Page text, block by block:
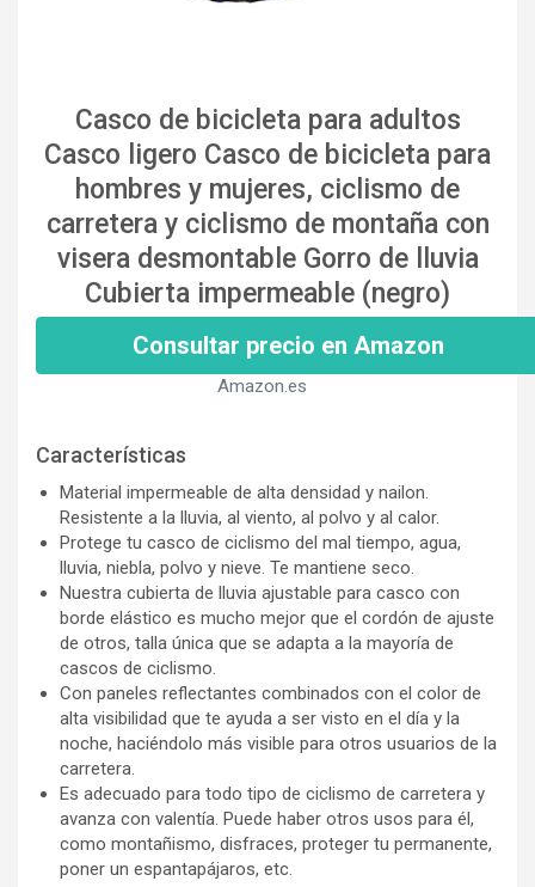
Casco de bicicleta para adultos
Casco ligero Casco de bicicleta para
hombres y mujeres, ciclismo de
carretera y ciclismo de montaña con
visera desmontable Gorro de lluvia
Cubierta impermeable (negro)
Consultar precio en Amazon
Amazon.es
Características
Material impermeable de alta densidad y nailon.
Resistente a la lluvia, al viento, al polvo y al calor.
Protege tu casco de ciclismo del mal tiempo, agua,
lluvia, niebla, polvo y nieve. Te mantiene seco.
Nuestra cubierta de lluvia ajustable para casco con
borde elástico es mucho mejor que el cordón de ajuste
de otros, talla única que se adapta a la mayoría de
cascos de ciclismo.
Con paneles reflectantes combinados con el color de
alta visibilidad que te ayuda a ser visto en el día y la
noche, haciéndolo más visible para otros usuarios de la
carretera.
Es adecuado para todo tipo de ciclismo de carretera y
avanza con valentía. Puede haber otros usos para él,
como montañismo, disfraces, proteger tu permanente,
poner un espantapájaros, etc.